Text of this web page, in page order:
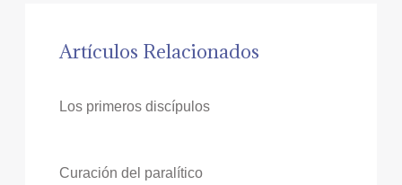
Artículos Relacionados
Los primeros discípulos
Curación del paralítico